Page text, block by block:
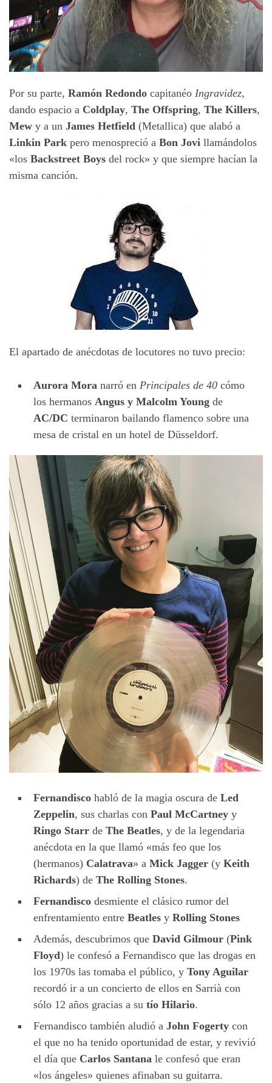
Por su parte, Ramón Redondo capitanéo Ingravidez,
dando espacio a Coldplay, The Offspring, The Killers,
Mew y a un James Hetfield (Metallica) que alabó a
Linkin Park pero menospreció a Bon Jovi llamándolos
«los Backstreet Boys del rock» y que siempre hacían la
misma canción.
El apartado de anécdotas de locutores no tuvo precio:
Aurora Mora narró en Principales de 40 cómo
los hermanos Angus y Malcolm Young de
AC/DC terminaron bailando flamenco sobre una
mesa de cristal en un hotel de Düsseldorf.
Fernandisco habló de la magia oscura de Led
Zeppelin, sus charlas con Paul McCartney y
Ringo Starr de The Beatles, y de la legendaria
anécdota en la que llamó «más feo que los
(hermanos) Calatrava» a Mick Jagger (y Keith
Richards) de The Rolling Stones.
Fernandisco desmiente el clásico rumor del
enfrentamiento entre Beatles y Rolling Stones
Además, descubrimos que David Gilmour (Pink
Floyd) le confesó a Fernandisco que las drogas en
los 1970s las tomaba el público, y Tony Aguilar
recordó ir a un concierto de ellos en Sarrià con
sólo 12 años gracias a su tío Hilario.
Fernandisco también aludió a John Fogerty con
el que no ha tenido oportunidad de estar, y revivió
el día que Carlos Santana le confesó que eran
«los ángeles» quienes afinaban su guitarra.